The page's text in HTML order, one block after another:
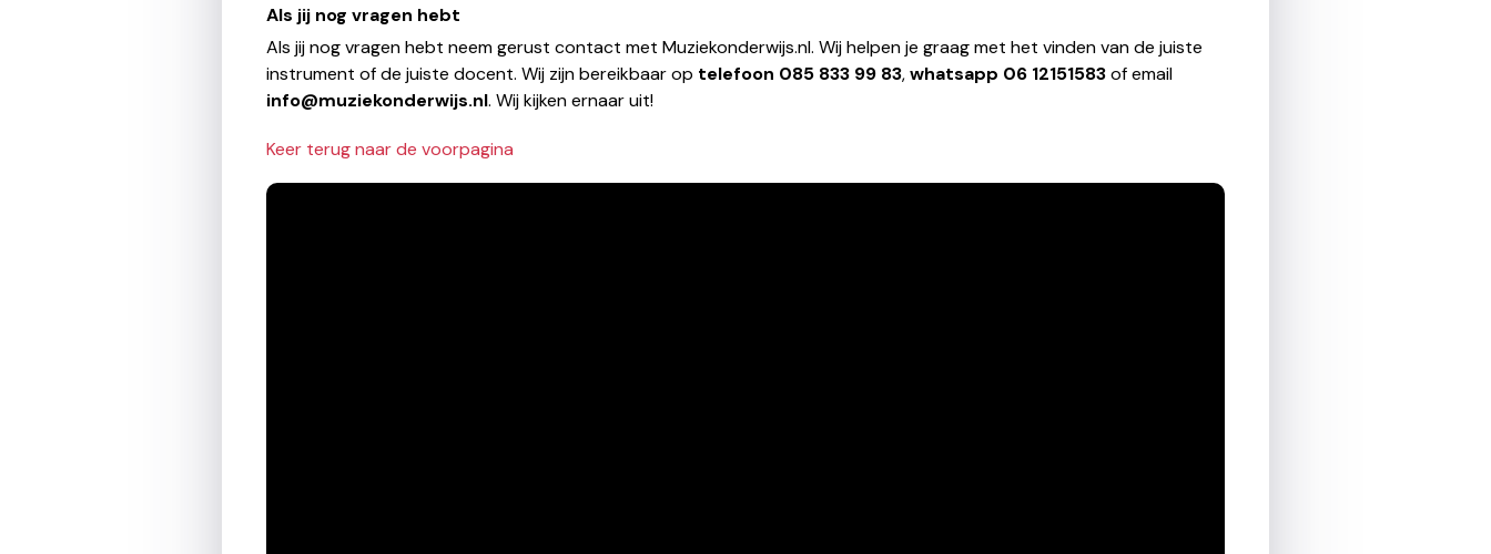
Als jij nog vragen hebt
Als jij nog vragen hebt neem gerust contact met Muziekonderwijs.nl. Wij helpen je graag met het vinden van de juiste
instrument of de juiste docent. Wij zijn bereikbaar op telefoon 085 833 99 83,whatsapp 06 12151583of email
info@muziekonderwijs.nl. Wij kijken ernaar uit!
Keer terug naar de voorpagina